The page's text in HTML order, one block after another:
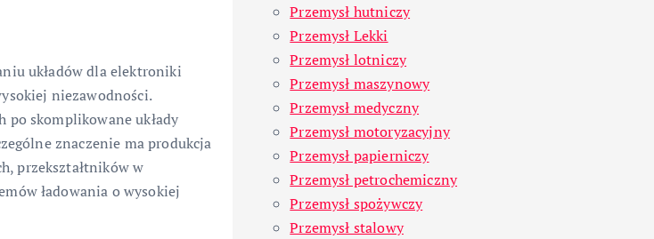
układów dla elektroniki
niezawodności.
skomplikowane układy
znaczenie ma produkcja
przekształtników w
ładowania o wysokiej
Przemysł hutniczy
Przemysł Lekki
Przemysł lotniczy
Przemysł maszynowy
Przemysł medyczny
Przemysł motoryzacyjny
Przemysł papierniczy
Przemysł petrochemiczny
Przemysł spożywczy
Przemysł stalowy